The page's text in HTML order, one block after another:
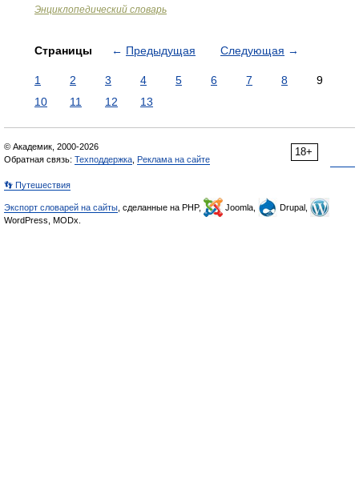
Энциклопедический словарь
Страницы ← Предыдущая Следующая →
1 2 3 4 5 6 7 8
9
10
11 12 13
18+
© Академик, 2000-2026
Обратная связь: Техподдержка Реклама на сайте
👣 Путешествия
Экспорт словарей на сайты , сделанные на PHP, Joomla,
Drupal,
WordPress, MODx.